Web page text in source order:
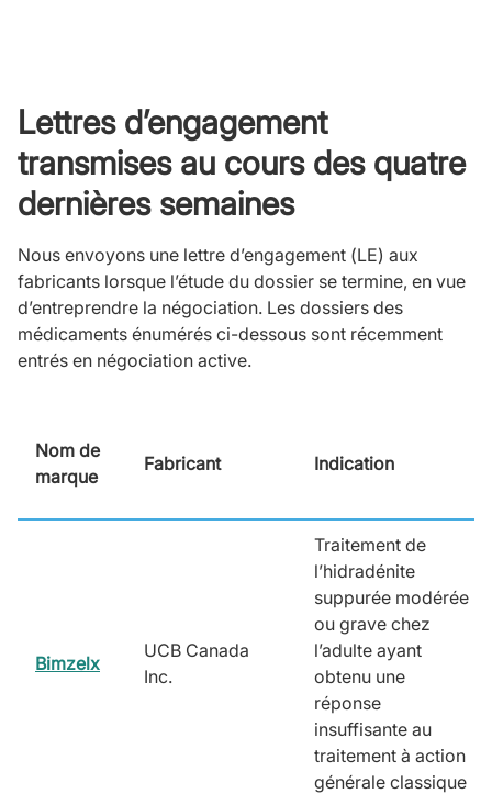
Lettres d’engagement
transmises au cours des quatre
dernières semaines
Nous envoyons une lettre d’engagement (LE) aux
fabricants lorsque l’étude du dossier se termine, en vue
d’entreprendre la négociation. Les dossiers des
médicaments énumérés ci-dessous sont récemment
entrés en négociation active.
Nom de
marque
Fabricant Indication
Bimzelx
UCB Canada
Inc.
Traitement de
l’hidradénite
suppurée modérée
ou grave chez
l’adulte ayant
obtenu une
réponse
insuffisante au
traitement à action
générale classique